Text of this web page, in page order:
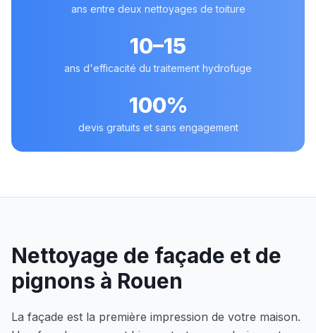
ans entre deux nettoyages de toiture
10–15
ans d'efficacité du traitement hydrofuge
100%
devis gratuits et sans engagement
Nettoyage de façade et de
pignons à Rouen
La façade est la première impression de votre maison.